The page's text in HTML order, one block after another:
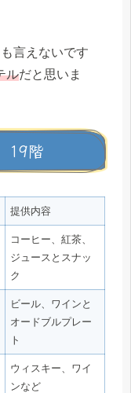
言えないです
ルだと思いま
19階
提供内容
コーヒー、紅茶、
ジュースとスナッ
ク
ビール、ワインと
オードブルプレー
ト
ウィスキー、ワイ
ンなど